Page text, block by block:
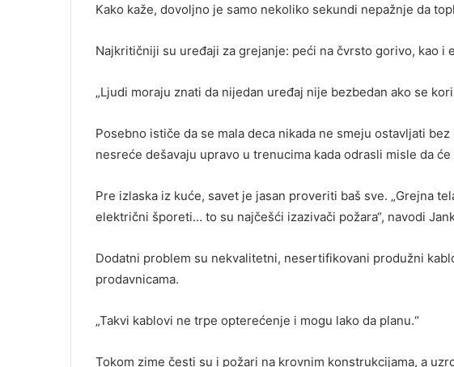
Kako kaže, dovoljno je samo nekoliko sekundi nepažnje da
Najkritičniji su uređaji za grejanje: peći na čvrsto gorivo, kao i
„Ljudi moraju znati da nijedan uređaj nije bezbedan ako se
Posebno ističe da se mala deca nikada ne smeju ostavljati
nesreće dešavaju upravo u trenucima kada odrasli misle da će
Pre izlaska iz kuće, savet je jasan proveriti baš sve. „Grejna
električni šporeti… to su najčešći izazivači požara“, navodi
Dodatni problem su nekvalitetni, nesertifikovani produžni
prodavnicama.
„Takvi kablovi ne trpe opterećenje i mogu lako da planu.“
Tokom zime česti su i požari na krovnim konstrukcijama, a